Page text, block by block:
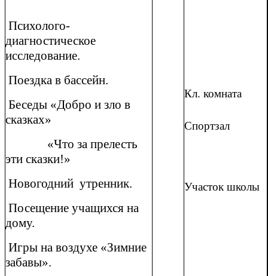
Психолого-
диагностическое
исследование.
Поездка в бассейн.
Беседы «Добро и зло в
сказках»
«Что за прелесть
эти сказки!»
Новогодний утренник.
Посещение учащихся на
дому.
Игры на воздухе «Зимние
забавы».
Кл. комната
Спортзал
Участок школы